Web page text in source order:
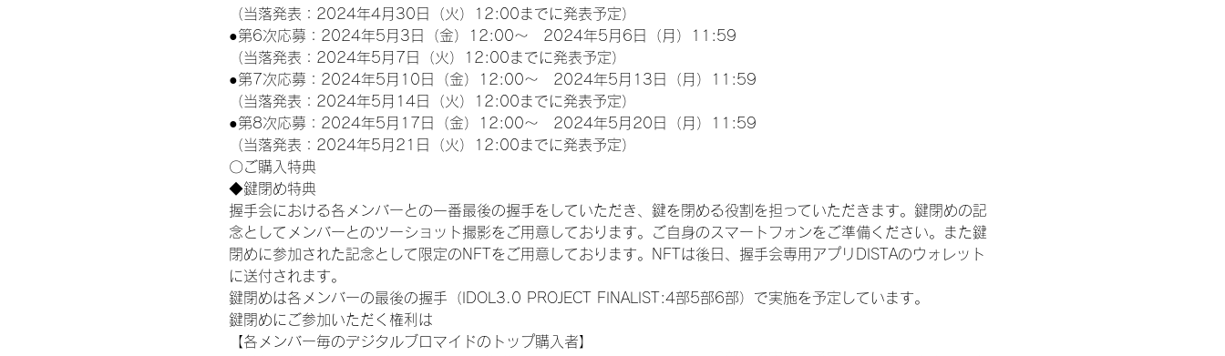
（当落発表：2024年4月30日（火）12:00までに発表予定）
●第6次応募：2024年5月3日（金）12:00～　2024年5月6日（月）11:59
（当落発表：2024年5月7日（火）12:00までに発表予定）
●第7次応募：2024年5月10日（金）12:00～　2024年5月13日（月）11:59
（当落発表：2024年5月14日（火）12:00までに発表予定）
●第8次応募：2024年5月17日（金）12:00～　2024年5月20日（月）11:59
（当落発表：2024年5月21日（火）12:00までに発表予定）
〇ご購入特典
◆鍵閉め特典
握手会における各メンバーとの一番最後の握手をしていただき、鍵を閉める役割を担っていただきます。鍵閉めの記
念としてメンバーとのツーショット撮影をご用意しております。ご自身のスマートフォンをご準備ください。また鍵
閉めに参加された記念として限定のNFTをご用意しております。NFTは後日、握手会専用アプリDISTAのウォレット
に送付されます。
鍵閉めは各メンバーの最後の握手（IDOL3.0 PROJECT FINALIST:4部5部6部）で実施を予定しています。
鍵閉めにご参加いただく権利は
【各メンバー毎のデジタルブロマイドのトップ購入者】